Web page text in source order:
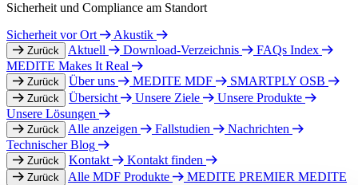
Sicherheit und Compliance am Standort
Sicherheit vor Ort
Akustik
Zurück Aktuell Download-Verzeichnis
FAQs Index
MEDITE Makes It Real
Zurück Über uns MEDITE MDF SMARTPLY OSB
Zurück Übersicht Unsere Ziele
Unsere Produkte
Unsere Lösungen
Zurück Alle anzeigen Fallstudien
Nachrichten
Technischer Blog
Zurück Kontakt Kontakt finden
Zurück Alle MDF Produkte MEDITE PREMIER MEDITE